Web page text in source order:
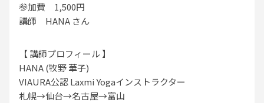
参加費 1,500円
講師 HANA さん
【 講師プロフィール 】
HANA (牧野 華子)
VIAURA公認 Laxmi Yogaインストラクター
札幌→仙台→名古屋→富山